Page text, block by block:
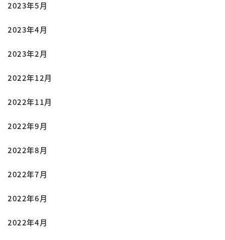
2023年5月
2023年4月
2023年2月
2022年12月
2022年11月
2022年9月
2022年8月
2022年7月
2022年6月
2022年4月